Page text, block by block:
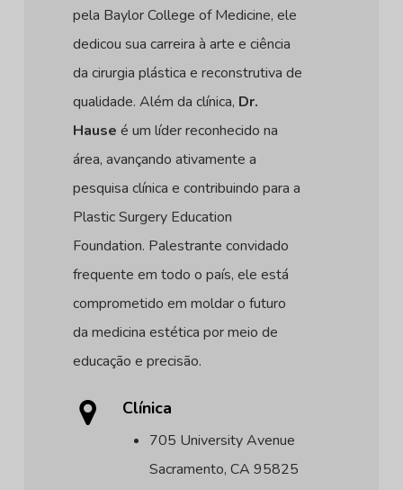
pela Baylor College of Medicine, ele
dedicou sua carreira à arte e ciência
da cirurgia plástica e reconstrutiva de
qualidade. Além da clínica, Dr.
Hause é um líder reconhecido na
área, avançando ativamente a
pesquisa clínica e contribuindo para a
Plastic Surgery Education
Foundation. Palestrante convidado
frequente em todo o país, ele está
comprometido em moldar o futuro
da medicina estética por meio de
educação e precisão.
Clínica
705 University Avenue
Sacramento, CA 95825